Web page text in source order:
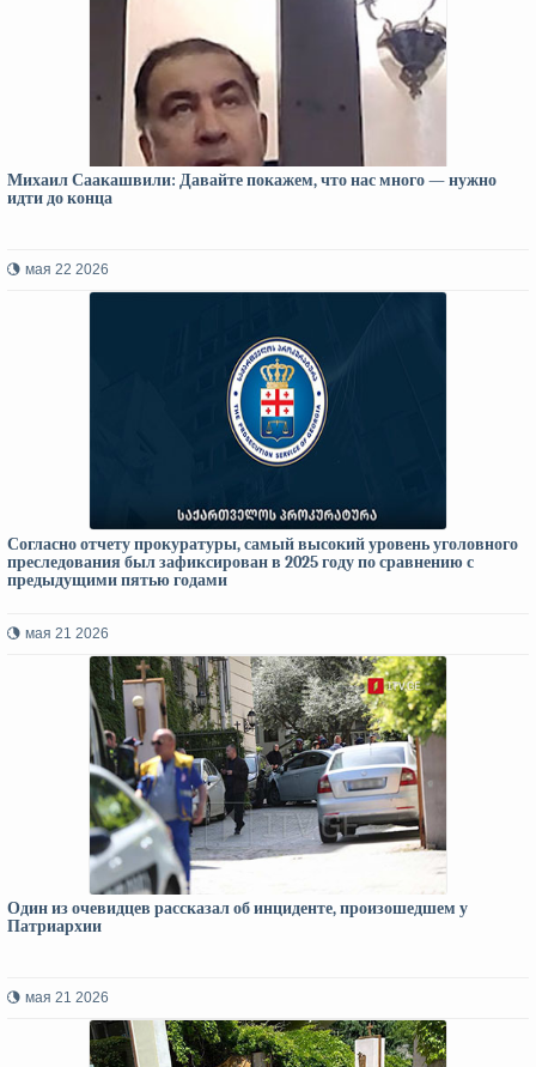
Михаил Саакашвили: Давайте покажем, что нас много — нужно
идти до конца
мая 22 2026
Согласно отчету прокуратуры, самый высокий уровень уголовного
преследования был зафиксирован в 2025 году по сравнению с
предыдущими пятью годами
мая 21 2026
Один из очевидцев рассказал об инциденте, произошедшем у
Патриархии
мая 21 2026